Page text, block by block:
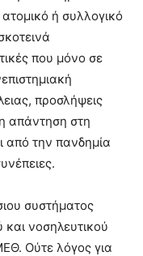
ή συλλογικό
που μόνο σε
προσλήψεις
απάντηση στη
από την πανδημία
συστήματος
και νοσηλευτικού
Ούτε λόγος για